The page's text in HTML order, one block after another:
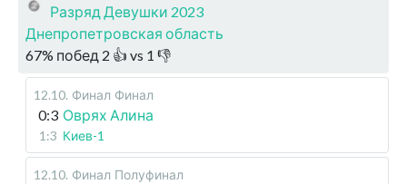
Разряд Девушки 2023
Днепропетровская область
67% побед 2 👍 vs 1 👎
12.10. Финал Финал
0:3 Оврях Алина
1:3 Киев-1
12.10. Финал Полуфинал